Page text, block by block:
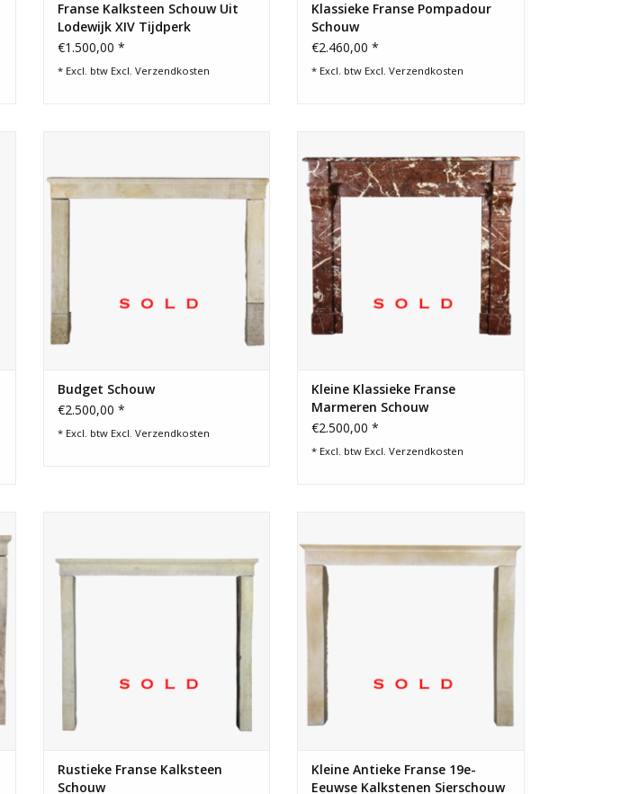
Franse Kalksteen Schouw Uit
Lodewijk XIV Tijdperk
€1.500,00 *
* Excl. btw Excl. Verzendkosten
Klassieke Franse Pompadour
Schouw
€2.460,00 *
* Excl. btw Excl.Verzendkosten
oppervlak heeft een mooie structuur.
Budget Schouw
€2.500,00 *
* Excl. btw Excl. Verzendkosten
modern interieurconcept of klassiek
frans.
Kleine Klassieke Franse
Marmeren Schouw
€2.500,00 *
* Excl. btw Excl.Verzendkosten
Rustieke Franse Kalksteen
Schouw
Kleine Antieke Franse 19e-
Eeuwse Kalkstenen Sierschouw